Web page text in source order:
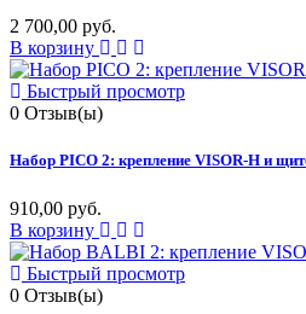
2 700,00 руб.
В корзину
Быстрый просмотр
0 Отзыв(ы)
Набор PICO 2: крепление VISOR-H и
910,00 руб.
В корзину
Быстрый просмотр
0 Отзыв(ы)